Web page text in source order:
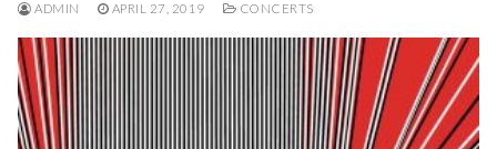
ADMIN APRIL 27, 2019 CONCERTS